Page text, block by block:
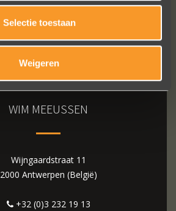
Selectie toestaan
Weigeren
WIM MEEUSSEN
Wijngaardstraat 11
2000 Antwerpen (België)
+32 (0)3 232 19 13